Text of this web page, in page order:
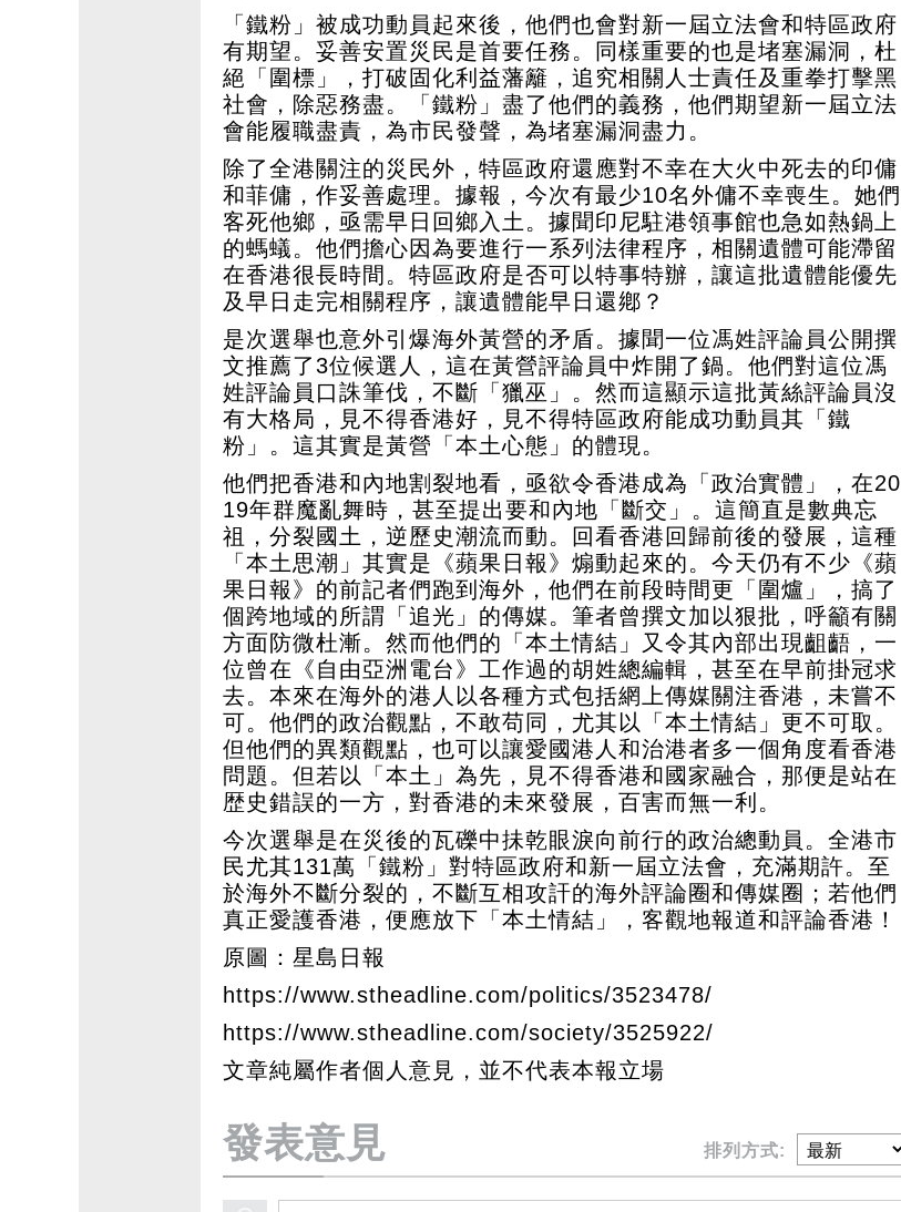
「鐵粉」被成功動員起來後，他們也會對新一屆立法會和特區政府
有期望。妥善安置災民是首要任務。同樣重要的也是堵塞漏洞，杜
絕「圍標」，打破固化利益藩籬，追究相關人士責任及重拳打擊黑
社會，除惡務盡。「鐵粉」盡了他們的義務，他們期望新一屆立法
會能履職盡責，為市民發聲，為堵塞漏洞盡力。
除了全港關注的災民外，特區政府還應對不幸在大火中死去的印傭
和菲傭，作妥善處理。據報，今次有最少10名外傭不幸喪生。她們
客死他鄉，亟需早日回鄉入土。據聞印尼駐港領事館也急如熱鍋上
的螞蟻。他們擔心因為要進行一系列法律程序，相關遺體可能滯留
在香港很長時間。特區政府是否可以特事特辦，讓這批遺體能優先
及早日走完相關程序，讓遺體能早日還鄕？
是次選舉也意外引爆海外黃營的矛盾。據聞一位馮姓評論員公開撰
文推薦了3位候選人，這在黃營評論員中炸開了鍋。他們對這位馮
姓評論員口誅筆伐，不斷「獵巫」。然而這顯示這批黃絲評論員沒
有大格局，見不得香港好，見不得特區政府能成功動員其「鐵
粉」。這其實是黃營「本土心態」的體現。
他們把香港和內地割裂地看，亟欲令香港成為「政治實體」，在20
19年群魔亂舞時，甚至提出要和內地「斷交」。這簡直是數典忘
祖，分裂國土，逆歷史潮流而動。回看香港回歸前後的發展，這種
「本土思潮」其實是《蘋果日報》煽動起來的。今天仍有不少《蘋
果日報》的前記者們跑到海外，他們在前段時間更「圍爐」，搞了
個跨地域的所謂「追光」的傳媒。筆者曾撰文加以狠批，呼籲有關
方面防微杜漸。然而他們的「本土情結」又令其內部出現齟齬，一
位曾在《自由亞洲電台》工作過的胡姓總編輯，甚至在早前掛冠求
去。本來在海外的港人以各種方式包括網上傳媒關注香港，未嘗不
可。他們的政治觀點，不敢苟同，尤其以「本土情結」更不可取。
但他們的異類觀點，也可以讓愛國港人和治港者多一個角度看香港
問題。但若以「本土」為先，見不得香港和國家融合，那便是站在
歴史錯誤的一方，對香港的未來發展，百害而無一利。
今次選舉是在災後的瓦礫中抺乾眼淚向前行的政治總動員。全港市
民尤其131萬「鐵粉」對特區政府和新一屆立法會，充滿期許。至
於海外不斷分裂的，不斷互相攻訐的海外評論圈和傳媒圈；若他們
真正愛護香港，便應放下「本土情結」，客觀地報道和評論香港！
原圖：星島日報
https://www.stheadline.com/politics/3523478/
https://www.stheadline.com/society/3525922/
文章純屬作者個人意見，並不代表本報立場
發表意見 排列方式: